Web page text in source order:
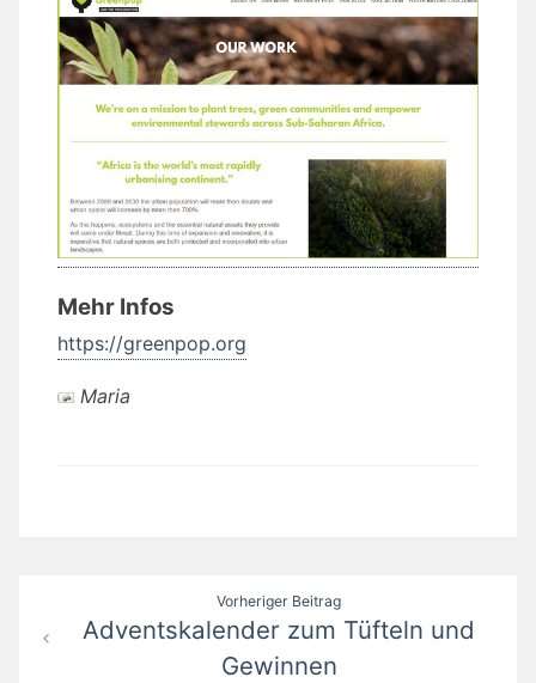
Mehr Infos
https://greenpop.org
Maria
Beitragsnavigation
Vorheriger Beitrag
Adventskalender zum Tüfteln und
Gewinnen